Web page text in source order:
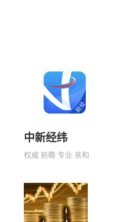
中新经纬
权威 前瞻 专业 亲和